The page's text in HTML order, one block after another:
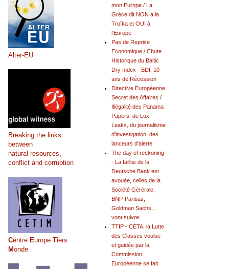
mon Europe / La
Grèce dit NON à la
Troïka et OUI à
l'Europe
Pas de Reprise
Economique / Chute
Historique du Baltic
Dry Index - BDI, 10
ans de Récession
Directive Européenne
Secret des Affaires /
Illégalité des Panama
Papers, de Lux
Leaks, du journalisme
d'investigation, des
lanceurs d'alerte
The day of reckoning
- La faillite de la
Deutsche Bank est
avouée, celles de la
Société Gérérale,
BNP-Paribas,
Goldman Sachs...
vont suivre
TTIP - CETA, la Lutte
des Classes voulue
et guidée par la
Commission
Européenne se fait
Alter-EU
Breaking the links
between
natural resources,
conflict and corruption
Centre Europe Tiers
Monde